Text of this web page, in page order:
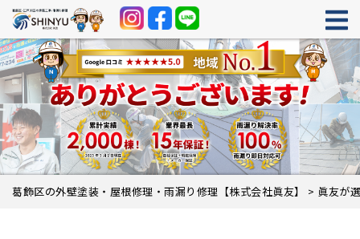
葛飾区の外壁塗装・屋根修理・雨漏り修理【株式会社眞友】 > 眞友が